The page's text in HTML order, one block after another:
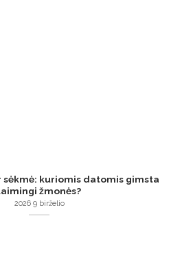
sėkmė: kuriomis datomis gimsta
žmonės?
2026 9 birželio